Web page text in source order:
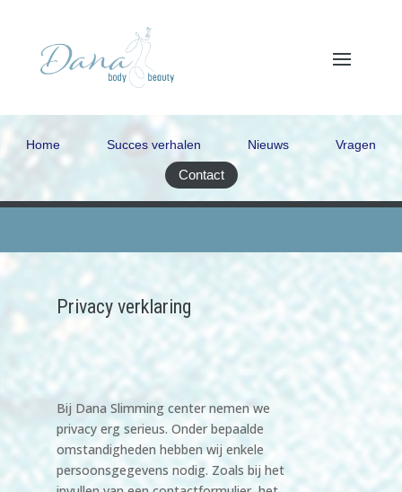
Home Succes verhalen Nieuws Vragen
Contact
Privacy verklaring
Bij Dana Slimming center nemen we
privacy erg serieus. Onder bepaalde
omstandigheden hebben wij enkele
persoonsgegevens nodig. Zoals bij het